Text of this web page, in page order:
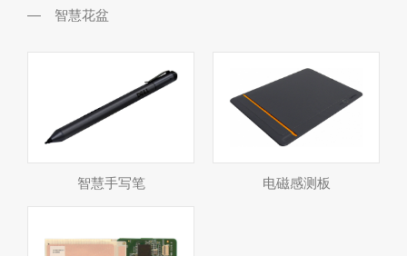
智慧花盆
智慧手写笔 电磁感测板